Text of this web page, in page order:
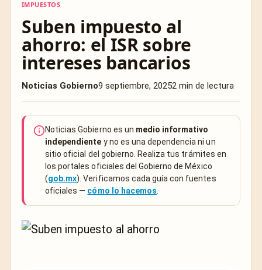
IMPUESTOS
Suben impuesto al
ahorro: el ISR sobre
intereses bancarios
Noticias Gobierno9 septiembre, 20252 min de lectura
Noticias Gobierno es un medio informativo
independiente y no es una dependencia ni un
sitio oficial del gobierno. Realiza tus trámites en
los portales oficiales del Gobierno de México
(gob.mx). Verificamos cada guía con fuentes
oficiales — cómo lo hacemos